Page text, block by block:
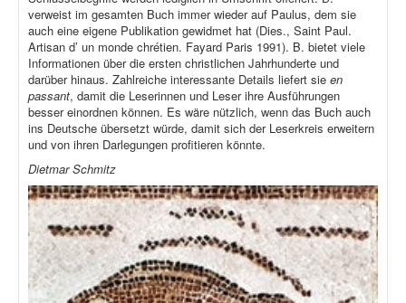
verweist im gesamten Buch immer wieder auf Paulus, dem sie
auch eine eigene Publikation gewidmet hat (Dies., Saint Paul.
Artisan d’ un monde chrétien. Fayard Paris 1991). B. bietet viele
Informationen über die ersten christlichen Jahrhunderte und
darüber hinaus. Zahlreiche interessante Details liefert sie en
passant, damit die Leserinnen und Leser ihre Ausführungen
besser einordnen können. Es wäre nützlich, wenn das Buch auch
ins Deutsche übersetzt würde, damit sich der Leserkreis erweitern
und von ihren Darlegungen profitieren könnte.
Dietmar Schmitz